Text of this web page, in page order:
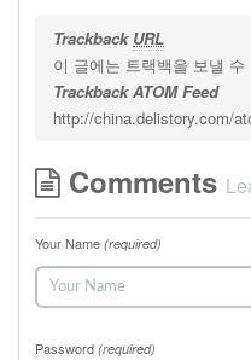
Trackback URL
이 글에는 트랙백을 보낼 수
Trackback ATOM Feed
http://china.delistory.com/
Comments
Your Name (required)
Password (required)